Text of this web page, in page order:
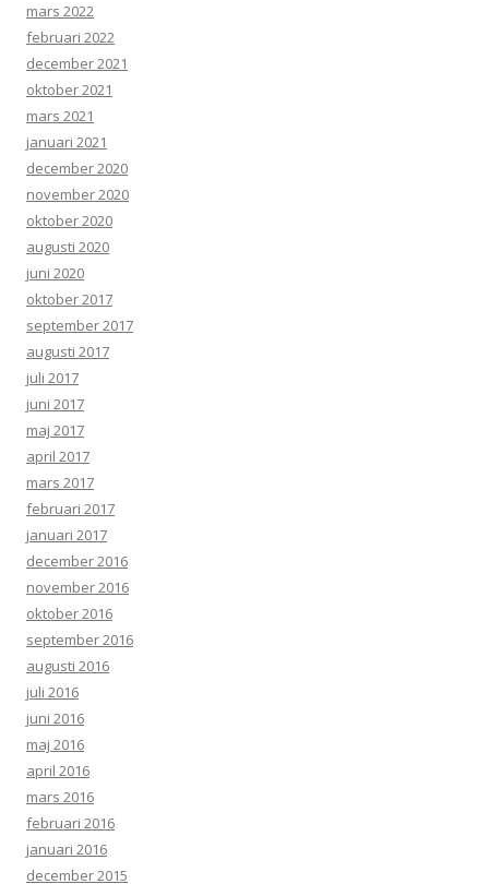
mars 2022
februari 2022
december 2021
oktober 2021
mars 2021
januari 2021
december 2020
november 2020
oktober 2020
augusti 2020
juni 2020
oktober 2017
september 2017
augusti 2017
juli 2017
juni 2017
maj 2017
april 2017
mars 2017
februari 2017
januari 2017
december 2016
november 2016
oktober 2016
september 2016
augusti 2016
juli 2016
juni 2016
maj 2016
april 2016
mars 2016
februari 2016
januari 2016
december 2015